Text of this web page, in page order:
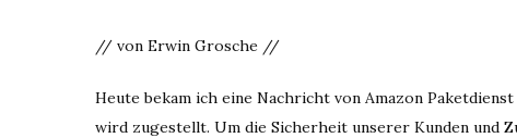
// von Erwin Grosche //
Heute bekam ich eine Nachricht von Amazon
wird zugestellt. Um die Sicherheit unserer Kunden und